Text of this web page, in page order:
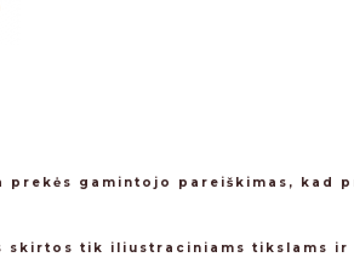
prekės gamintojo pareiškimas,
skirtos tik iliustraciniams tikslams